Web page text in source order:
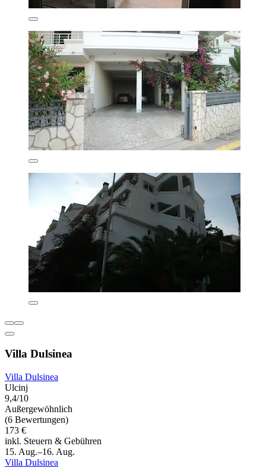
Villa Dulsinea
Villa Dulsinea
Ulcinj
9,4/10
Außergewöhnlich
(6 Bewertungen)
173 €
inkl. Steuern & Gebühren
15. Aug.–16. Aug.
Villa Dulsinea